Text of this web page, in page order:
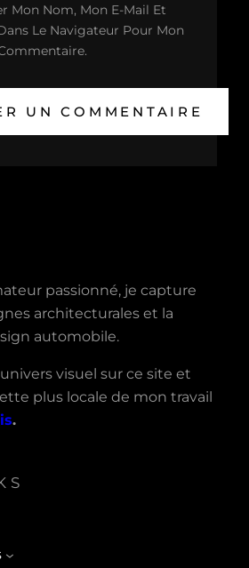
Mon Nom, Mon E-Mail Et
Le Navigateur Pour Mon
passionné, je capture
architecturales et la
automobile.
visuel sur ce site et
plus locale de mon travail
.